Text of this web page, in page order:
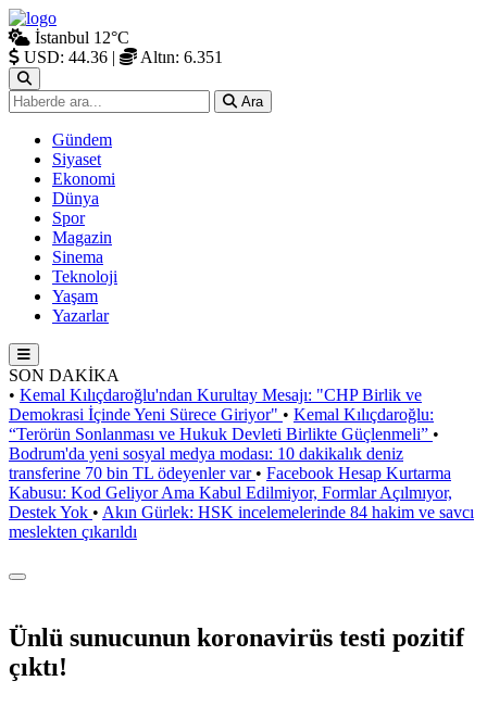
İstanbul 12°C
USD: 44.36 | Altın: 6.351
Ara
Gündem
Siyaset
Ekonomi
Dünya
Spor
Magazin
Sinema
Teknoloji
Yaşam
Yazarlar
SON DAKİKA
• Kemal Kılıçdaroğlu'ndan Kurultay Mesajı: "CHP Birlik ve
Demokrasi İçinde Yeni Sürece Giriyor" • Kemal Kılıçdaroğlu:
“Terörün Sonlanması ve Hukuk Devleti Birlikte Güçlenmeli” •
Bodrum'da yeni sosyal medya modası: 10 dakikalık deniz
transferine 70 bin TL ödeyenler var • Facebook Hesap Kurtarma
Kabusu: Kod Geliyor Ama Kabul Edilmiyor, Formlar Açılmıyor,
Destek Yok • Akın Gürlek: HSK incelemelerinde 84 hakim ve savcı
meslekten çıkarıldı
Ünlü sunucunun koronavirüs testi pozitif
çıktı!